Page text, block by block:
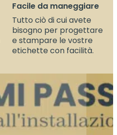
Facile da maneggiare
Tutto ciò di cui avete
bisogno per progettare
e stampare le vostre
etichette con facilità.